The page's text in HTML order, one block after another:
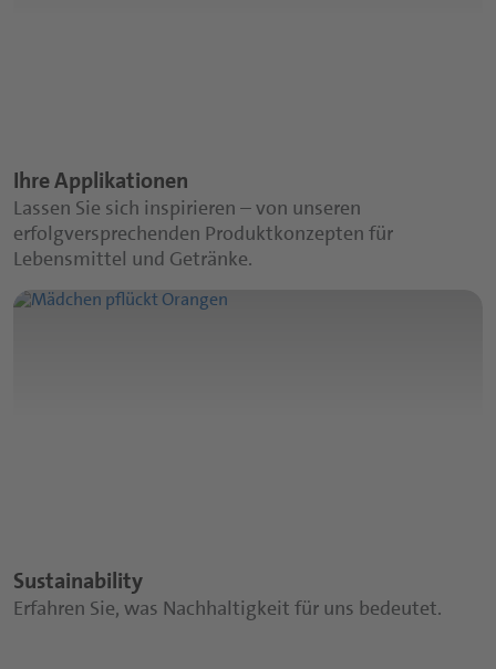
Ihre Applikationen
Lassen Sie sich inspirieren – von unseren
erfolgversprechenden Produktkonzepten für
Lebensmittel und Getränke.
Sustainability
Erfahren Sie, was Nachhaltigkeit für uns bedeutet.